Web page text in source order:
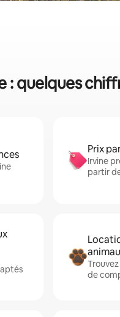
: quelques
Prix
Irvine
partir
de